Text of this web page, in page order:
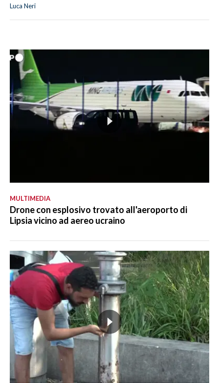
Luca Neri
MULTIMEDIA
Drone con esplosivo trovato all'aeroporto di
Lipsia vicino ad aereo ucraino